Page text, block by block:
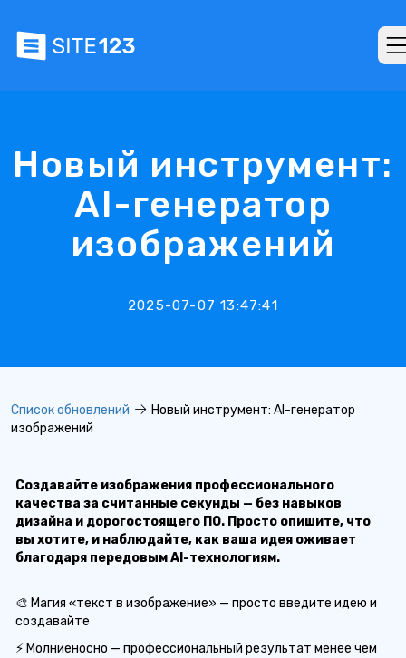
Новый инструмент:
AI-генератор
изображений
2025-07-07 13:47:41
Список обновлений
Новый инструмент: AI-генератор
изображений
Создавайте изображения профессионального
качества за считанные секунды — без навыков
дизайна и дорогостоящего ПО. Просто опишите, что
вы хотите, и наблюдайте, как ваша идея оживает
благодаря передовым AI-технологиям.
🎨 Магия «текст в изображение» — просто введите идею и
создавайте
⚡ Молниеносно — профессиональный результат менее чем